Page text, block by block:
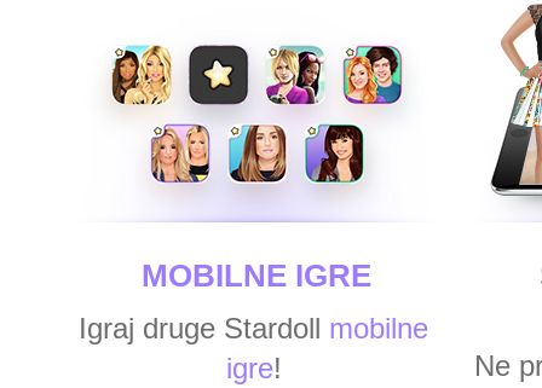
MOBILNE IGRE
Igraj druge Stardoll mobilne
igre!
Ne